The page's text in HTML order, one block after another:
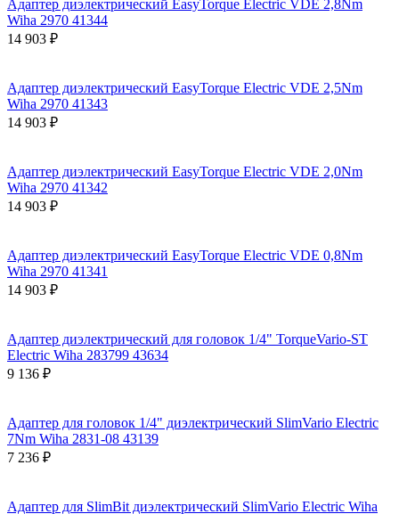
Адаптер диэлектрический EasyTorque Electric VDE 2,8Nm
Wiha 2970 41344
14 903 ₽
Адаптер диэлектрический EasyTorque Electric VDE 2,5Nm
Wiha 2970 41343
14 903 ₽
Адаптер диэлектрический EasyTorque Electric VDE 2,0Nm
Wiha 2970 41342
14 903 ₽
Адаптер диэлектрический EasyTorque Electric VDE 0,8Nm
Wiha 2970 41341
14 903 ₽
Адаптер диэлектрический для головок 1/4" TorqueVario-ST
Electric Wiha 283799 43634
9 136 ₽
Адаптер для головок 1/4" диэлектрический SlimVario Electric
7Nm Wiha 2831-08 43139
7 236 ₽
Адаптер для SlimBit диэлектрический SlimVario Electric Wiha